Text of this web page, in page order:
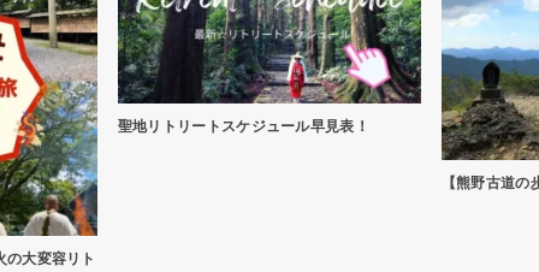
大変容リト
聖地リトリートスケジュール早見表！
【熊野古道の